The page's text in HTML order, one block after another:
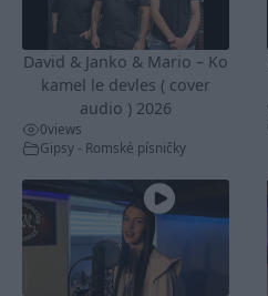
David & Janko & Mario – Ko
kamel le devles ( cover
audio ) 2026
0views
Gipsy - Romské písničky